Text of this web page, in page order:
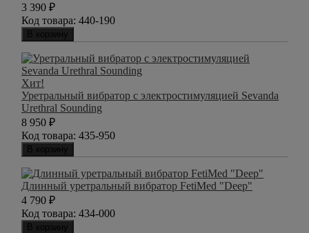
3 390 ₽
Код товара: 440-190
В корзину
Хит!
Уретральный вибратор с электростимуляцией Sevanda
Urethral Sounding
8 950 ₽
Код товара: 435-950
В корзину
Длинный уретральный вибратор FetiMed "Deep"
4 790 ₽
Код товара: 434-000
В корзину